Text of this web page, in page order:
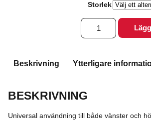
Storlek
CARVE-
Beskrivning Ytterligare
BESKRIVNING
Universal användning till både vänster och